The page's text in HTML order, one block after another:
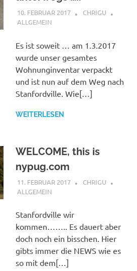
10. FEBRUAR 2017
CHRIGU
ALLGEMEIN
Es ist soweit … am 1.3.2017
wurde unser gesamtes
Wohnunginventar verpackt
und ist nun auf dem Weg nach
Stanfordville. Wie[…]
WEITERLESEN
WELCOME, this is
nypug.com
11. FEBRUAR 2017
CHRIGU
ALLGEMEIN
Stanfordville wir
kommen…….. Es dauert aber
doch noch ein bisschen. Hier
gibts immer die NEWS wie es
so mit dem[…]